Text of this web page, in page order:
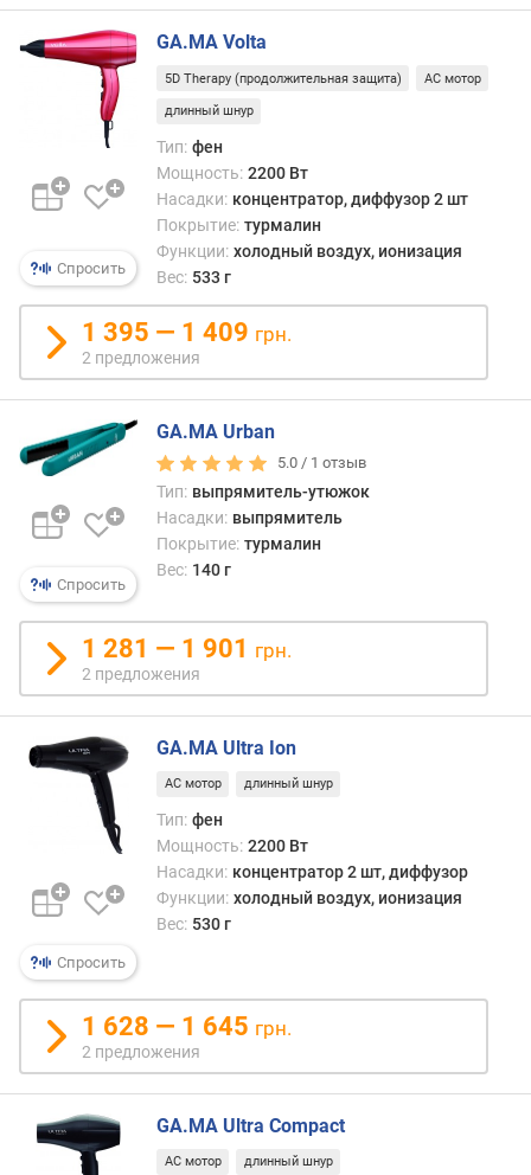
)
в
)
д
е
л
ь
н
ы
й
г
о
д
е
ж
и
м
ы
м
щ
н
и
м
п
е
р
а
т
у
р
Спросить
GA.MA Volta
5D Therapy (продолжительная защита) AC мотор
длинный шнур
Тип: фен
Мощность: 2200 Вт
Насадки: концентратор, диффузор 2 шт
Покрытие: турмалин
Функции: холодный воздух, ионизация
Вес: 533 г
1 395 — 1 409 грн.
2 предложения
Спросить
GA.MA Urban
5.0 / 1 отзыв
Тип: выпрямитель-утюжок
Насадки: выпрямитель
Покрытие: турмалин
Вес: 140 г
1 281 — 1 901 грн.
2 предложения
Спросить
GA.MA Ultra Ion
AC мотор длинный шнур
Тип: фен
Мощность: 2200 Вт
Насадки: концентратор 2 шт, диффузор
Функции: холодный воздух, ионизация
Вес: 530 г
1 628 — 1 645 грн.
2 предложения
GA.MA Ultra Compact
AC мотор длинный шнур